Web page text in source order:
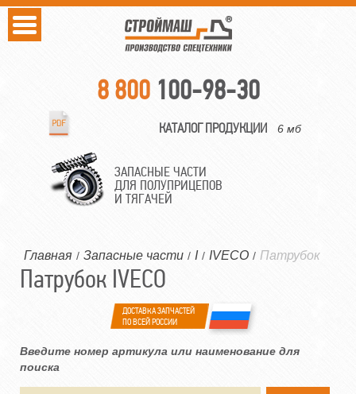
8 800 100-98-30
КАТАЛОГ ПРОДУКЦИИ 6 мб
ЗАПАСНЫЕ ЧАСТИ
ДЛЯ ПОЛУПРИЦЕПОВ
И ТЯГАЧЕЙ
Главная / Запасные части / I / IVECO / Патрубок
Патрубок IVECO
ДОСТАВКА ЗАПЧАСТЕЙ
ПО ВСЕЙ РОССИИ
Введите номер артикула или наименование для
поиска